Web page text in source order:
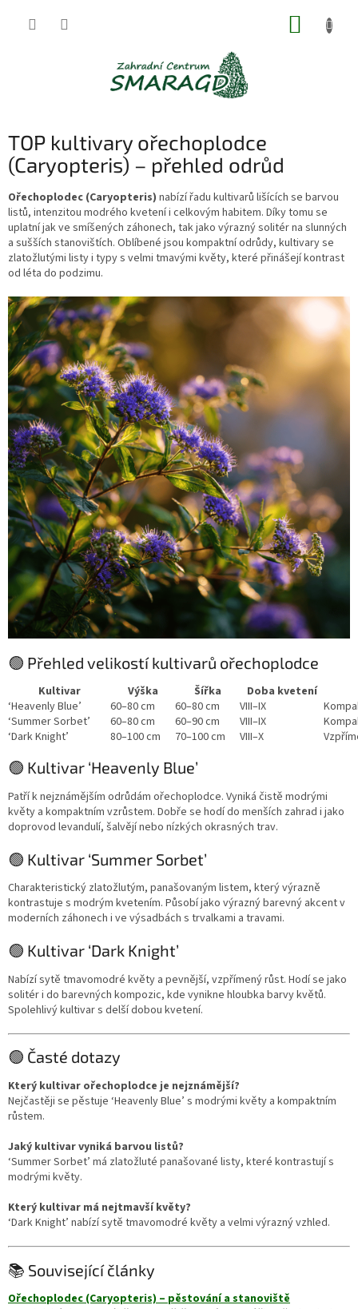
TOP kultivary ořechoplodce
(Caryopteris) – přehled odrůd
Ořechoplodec (Caryopteris) nabízí řadu kultivarů lišících se barvou
listů, intenzitou modrého kvetení i celkovým habitem. Díky tomu se
uplatní jak ve smíšených záhonech, tak jako výrazný solitér na slunných
a sušších stanovištích. Oblíbené jsou kompaktní odrůdy, kultivary se
zlatožlutými listy i typy s velmi tmavými květy, které přinášejí kontrast
od léta do podzimu.
🟢 Přehled velikostí kultivarů ořechoplodce
Kultivar Výška Šířka
Doba kvetení
‘Heavenly Blue’
60–80 cm 60–80 cm VIII–IX
‘Summer Sorbet’
60–80 cm 60–90 cm VIII–IX
‘Dark Knight’
80–100 cm 70–100 cm VIII–X
🟢 Kultivar ‘Heavenly Blue’
Patří k nejznámějším odrůdám ořechoplodce. Vyniká čistě modrými
květy a kompaktním vzrůstem. Dobře se hodí do menších zahrad i jako
doprovod levandulí, šalvějí nebo nízkých okrasných trav.
🟢 Kultivar ‘Summer Sorbet’
Charakteristický zlatožlutým, panašovaným listem, který výrazně
kontrastuje s modrým kvetením. Působí jako výrazný barevný akcent v
moderních záhonech i ve výsadbách s trvalkami a travami.
🟢 Kultivar ‘Dark Knight’
Nabízí sytě tmavomodré květy a pevnější, vzpřímený růst. Hodí se jako
solitér i do barevných kompozic, kde vynikne hloubka barvy květů.
Spolehlivý kultivar s delší dobou kvetení.
🟢 Časté dotazy
Který kultivar ořechoplodce je nejznámější?
Nejčastěji se pěstuje ‘Heavenly Blue’ s modrými květy a kompaktním
růstem.
Jaký kultivar vyniká barvou listů?
‘Summer Sorbet’ má zlatožluté panašované listy, které kontrastují s
modrými květy.
Který kultivar má nejtmavší květy?
‘Dark Knight’ nabízí sytě tmavomodré květy a velmi výrazný vzhled.
📚 Související články
Ořechoplodec (Caryopteris) – pěstování a stanoviště